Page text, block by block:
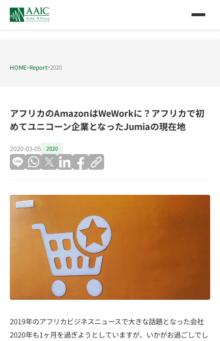
HOME>Report>2020
アフリカのAmazonはWeWorkに？アフリカで初
めてユニコーン企業となったJumiaの現在地
2020-03-05 2020
2019年のアフリカビジネスニュースで大きな話題となった会社
2020年も1ヶ月を過ぎようとしていますが、いかがお過ごしでし